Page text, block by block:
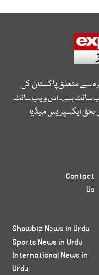
سے متعلق پاکستان کی
سائٹ ہے۔ اس ویب سائٹ
بحق ایکسپریس میڈیا
Contact
Us
Showbiz News in Urdu
Sports News in Urdu
International News in
Urdu